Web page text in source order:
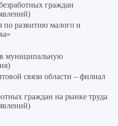
граждан
по развитию малого и
муниципальную
связи области – филиал
граждан на рынке труда